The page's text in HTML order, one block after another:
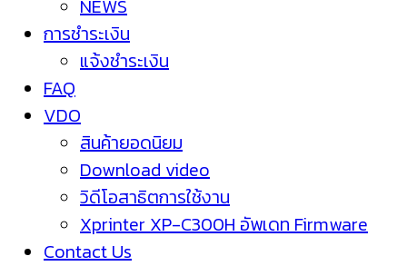
NEWS
การชำระเงิน
แจ้งชำระเงิน
FAQ
VDO
สินค้ายอดนิยม
Download video
วิดีโอสาธิตการใช้งาน
Xprinter XP-C300H อัพเดท Firmware
Contact Us